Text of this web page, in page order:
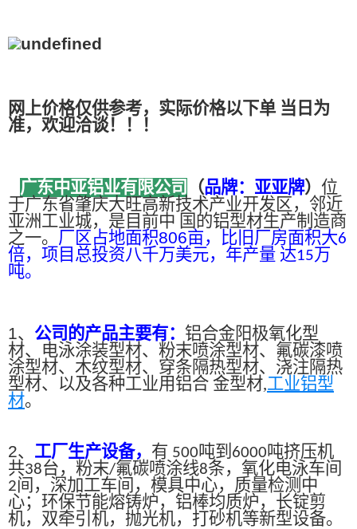
网上价格仅供参考，实际价格以下单 当日为
准，欢迎洽谈！！！
广东中亚铝业有限公司 （品牌：亚亚牌） 位
于广东省肇庆大旺高新技术产业开发区，邻近
亚洲工业城，是目前中 国的铝型材生产制造商
之一。 厂区占地面积806亩，比旧厂房面积大6
倍，项目总投资八千万美元，年产量 达15万
吨。
1、 公司的产品主要有： 铝合金阳极氧化型
材、电泳涂装型材、粉末喷涂型材、氟碳漆喷
涂型材、木纹型材、穿条隔热型材、浇注隔热
型材、以及各种工业用铝合 金型材,工业铝型
材。
2、 工厂生产设备， 有 500吨到 6000吨挤压机
共38台，粉末/氟碳喷涂线8条，氧化电泳车间
2间，深加工车间，模具中心，质量检测中
心；环保节能熔铸炉，铝棒均质炉，长锭剪
机，双牵引机，抛光机，打砂机等新型设备。